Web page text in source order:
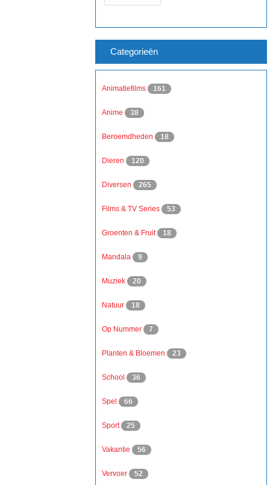
Categorieën
Animatiefilms 161
Anime 38
Beroemdheden 18
Dieren 120
Diversen 265
Films & TV Series 53
Groenten & Fruit 18
Mandala 9
Muziek 20
Natuur 18
Op Nummer 7
Planten & Bloemen 23
School 36
Spel 66
Sport 25
Vakantie 56
Vervoer 52